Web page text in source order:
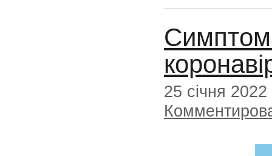
25 січня 2022